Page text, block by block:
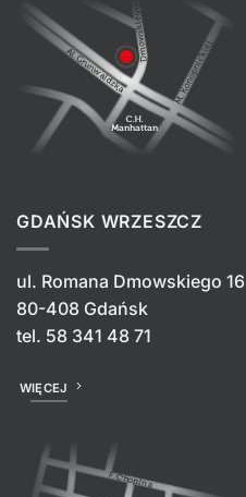
GDAŃSK WRZESZCZ
ul. Romana Dmowskiego 16
80-408 Gdańsk
tel. 58 341 48 71
WIĘCEJ